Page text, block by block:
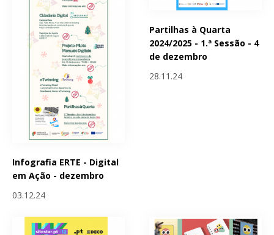
Infografia ERTE - Digital
em Ação - dezembro
03.12.24
Partilhas à Quarta
2024/2025 - 1.ª Sessão - 4
de dezembro
28.11.24